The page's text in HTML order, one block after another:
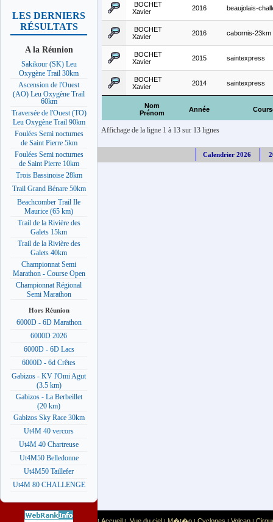
LES DERNIERS
RÉSULTATS
A la Réunion
Sakikour (SK) Leu
Oxygène Trail 30km
Ascension de l'Ouest
(AO) Leu Oxygène Trail
60km
Traversée de l'Ouest (TO)
Leu Oxygène Trail 90km
Foulées Semi nocturnes
de Saint Pierre 5km
Foulées Semi nocturnes
de Saint Pierre 10km
Trois Bassinoise 28km
Trail Grand Bénare 50km
Beachcomber Trail Ile
Maurice (65 km)
Trail de la Rivière des
Galets 15km
Trail de la Rivière des
Galets 40km
Championnat Semi
Marathon - Course Open
Championnat Régional
Semi Marathon
Hors Réunion
6000D - 6D Marathon
6000D 2026
6000D - 6D Lacs
6000D - 6d Crêtes
Gabizos - KV l'Omi Agut
(3.5 km)
Gabizos - La Berbeillet
(20 km)
Gabizos Sky Race 30km
Ut4M 40 vercors
Ut4M 40 Chartreuse
Ut4M50 Belledonne
Ut4M50 Taillefer
Ut4M 80 CHALLENGE
Nom
Prénom
Année
BOCHET
Xavier
2016 beaujolais-
BOCHET
Xavier
2016 cabornis-23km
BOCHET
Xavier
2015 saintexpress
BOCHET
Xavier
2014 saintexpress
Affichage de la ligne 1 à 13 sur 13 lignes
Calendrier 2026